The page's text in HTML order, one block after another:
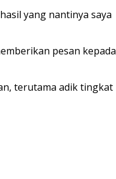
yang nantinya saya
pesan kepada
terutama adik tingkat